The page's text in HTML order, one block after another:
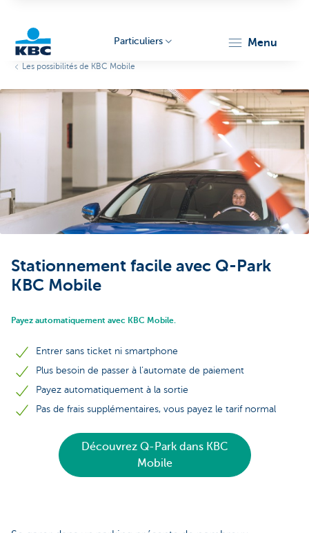
Particuliers menu
Les possibilités de KBC Mobile
Stationnement facile avec Q-Park
KBC Mobile
Payez automatiquement avec KBC Mobile.
Entrer sans ticket ni smartphone
Plus besoin de passer à l’automate de paiement
Payez automatiquement à la sortie
Pas de frais supplémentaires, vous payez le tarif normal
Découvrez Q-Park dans KBC
Mobile